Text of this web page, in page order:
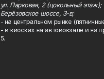
ул. Парковая, 2 (цокольный этаж);
Берёзовское шоссе, 3-в;
- на центральном рынке
- в киосках на автовокзале и на
5.